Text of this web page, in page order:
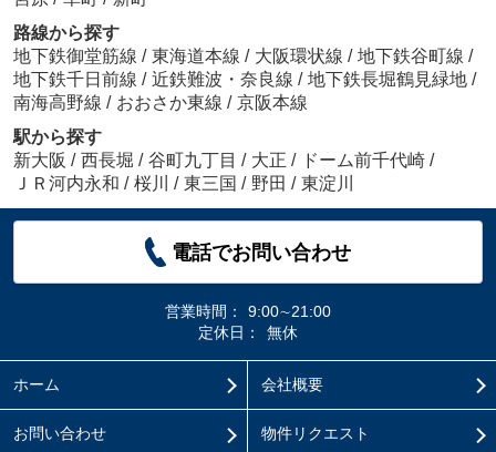
路線から探す
地下鉄御堂筋線 / 東海道本線 / 大阪環状線 / 地下鉄谷町線 /
地下鉄千日前線 / 近鉄難波・奈良線 / 地下鉄長堀鶴見緑地 /
南海高野線 / おおさか東線 / 京阪本線
駅から探す
新大阪 / 西長堀 / 谷町九丁目 / 大正 / ドーム前千代崎 /
ＪＲ河内永和 / 桜川 / 東三国 / 野田 / 東淀川
電話でお問い合わせ
営業時間：
9:00∼21:00
定休日：
無休
ホーム 会社概要
お問い合わせ 物件リクエスト